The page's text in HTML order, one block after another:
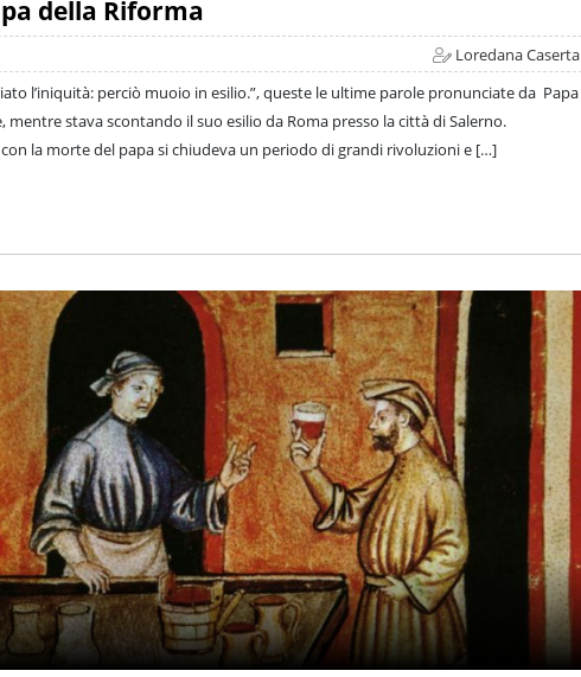
della Riforma
Loredana Caserta
l’iniquità: perciò muoio in esilio.”, queste le ultime parole pronunciate da Papa
mentre stava scontando il suo esilio da Roma presso la città di Salerno.
con la morte del papa si chiudeva un periodo di grandi rivoluzioni e […]